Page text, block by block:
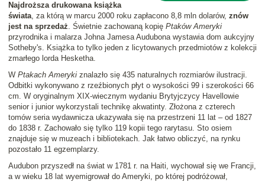
Najdroższa drukowana książka
świata, za którą w marcu 2000 roku zapłacono 8,8 mln dolarów, znów
jest na sprzedaż. Świetnie zachowaną kopię Ptaków Ameryki
przyrodnika i malarza Johna Jamesa Audubona wystawia dom aukcyjny
Sotheby's. Książka to tylko jeden z licytowanych przedmiotów z kolekcji
zmarłego lorda Hesketha.
W Ptakach Ameryki znalazło się 435 naturalnych rozmiarów ilustracji.
Odbitki wykonywano z rzeźbionych płyt o wysokości 99 i szerokości 66
cm. W oryginalnym XIX-wiecznym wydaniu Brytyjczycy Havellowie
senior i junior wykorzystali technikę akwatinty. Złożona z czterech
tomów seria wydawnicza ukazywała się na przestrzeni 11 lat – od 1827
do 1838 r. Zachowało się tylko 119 kopii tego rarytasu. Sto osiem
znajduje się w muzeach i bibliotekach. Jak łatwo obliczyć, na rynku
pozostało 11 egzemplarzy.
Audubon przyszedł na świat w 1781 r. na Haiti, wychował się we Francji,
a w wieku 18 lat wyemigrował do Ameryki, po której podróżował,